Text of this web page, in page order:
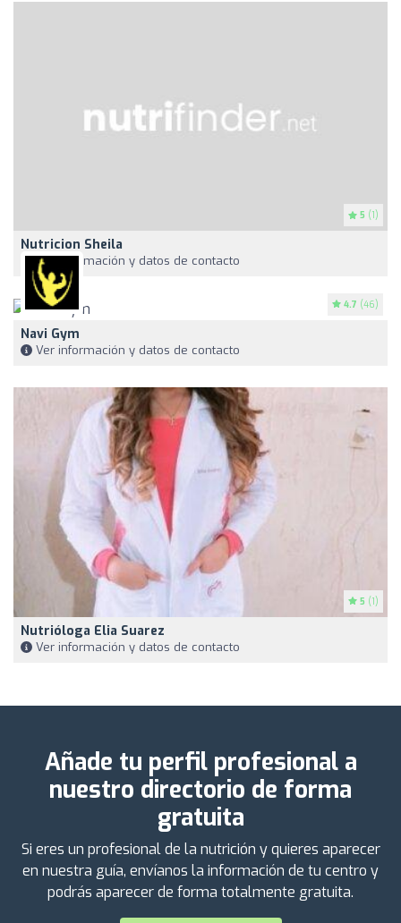
5 (1)
Nutricion Sheila
Ver información y datos de contacto
4.7 (46)
Navi Gym
Ver información y datos de contacto
5 (1)
Nutrióloga Elia Suarez
Ver información y datos de contacto
Añade tu perfil profesional a
nuestro directorio de forma
gratuita
Si eres un profesional de la nutrición y quieres aparecer
en nuestra guía, envíanos la información de tu centro y
podrás aparecer de forma totalmente gratuita.